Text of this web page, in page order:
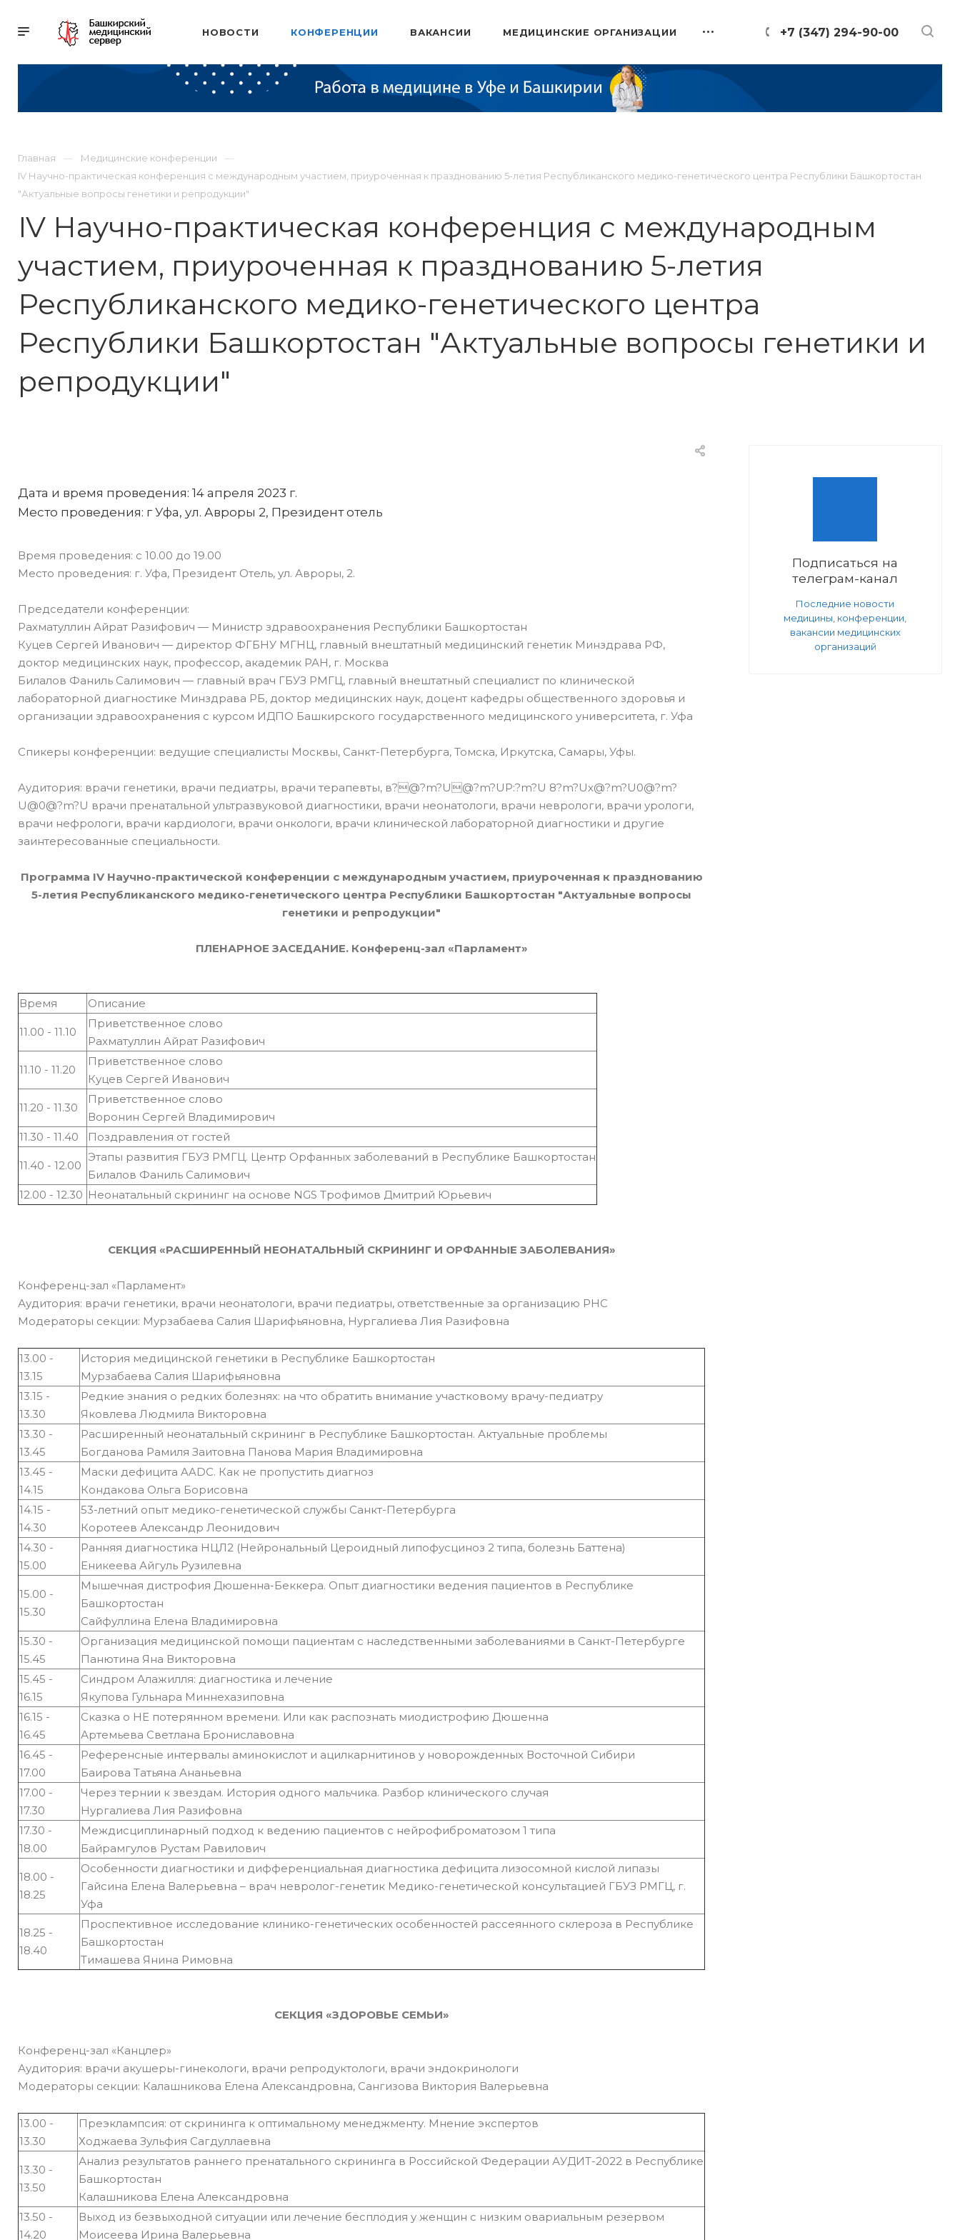
+7 (347) 294-90-00
НОВОСТИ КОНФЕРЕНЦИИ ВАКАНСИИ МЕДИЦИНСКИЕ ОРГАНИЗАЦИИ
Главная
Медицинские конференции
IV Научно-практическая конференция с международным участием, приуроченная к празднованию 5-летия Республиканского медико-генетического центра Республики Башкортостан
"Актуальные вопросы генетики и репродукции"
IV Научно-практическая конференция с международным
участием, приуроченная к празднованию 5-летия
Республиканского медико-генетического центра
Республики Башкортостан "Актуальные вопросы генетики и
репродукции"
Дата и время проведения: 14 апреля 2023 г.
Место проведения: г Уфа, ул. Авроры 2, Президент отель
Время проведения: с 10.00 до 19.00
Место проведения: г. Уфа, Президент Отель, ул. Авроры, 2.
Председатели конференции:
Рахматуллин Айрат Разифович — Министр здравоохранения Республики Башкортостан
Куцев Сергей Иванович — директор ФГБНУ МГНЦ, главный внештатный медицинский генетик Минздрава РФ,
доктор медицинских наук, профессор, академик РАН, г. Москва
Билалов Фаниль Салимович — главный врач ГБУЗ РМГЦ, главный внештатный специалист по клинической
лабораторной диагностике Минздрава РБ, доктор медицинских наук, доцент кафедры общественного здоровья и
организации здравоохранения с курсом ИДПО Башкирского государственного медицинского университета, г. Уфа
Спикеры конференции: ведущие специалисты Москвы, Санкт-Петербурга, Томска, Иркутска, Самары, Уфы.
Аудитория: врачи генетики, врачи педиатры, врачи терапевты, в?@?m?U@?m?UP:?m?U 8?m?Ux@?m?U0@?m?
U@0@?m?U врачи пренатальной ультразвуковой диагностики, врачи неонатологи, врачи неврологи, врачи урологи,
врачи нефрологи, врачи кардиологи, врачи онкологи, врачи клинической лабораторной диагностики и другие
заинтересованные специальности.
Программа IV Научно-практической конференции с международным участием, приуроченная к празднованию
5-летия Республиканского медико-генетического центра Республики Башкортостан "Актуальные вопросы
генетики и репродукции"
ПЛЕНАРНОЕ ЗАСЕДАНИЕ. Конференц-зал «Парламент»
Время Описание
11.00 - 11.10
Приветственное слово
Рахматуллин Айрат Разифович
11.10 - 11.20
Приветственное слово
Куцев Сергей Иванович
11.20 - 11.30
Приветственное слово
Воронин Сергей Владимирович
11.30 - 11.40
Поздравления от гостей
11.40 - 12.00
Этапы развития ГБУЗ РМГЦ. Центр Орфанных заболеваний в Республике Башкортостан
Билалов Фаниль Салимович
12.00 - 12.30 Неонатальный скрининг на основе NGS Трофимов Дмитрий Юрьевич
СЕКЦИЯ «РАСШИРЕННЫЙ НЕОНАТАЛЬНЫЙ СКРИНИНГ И ОРФАННЫЕ ЗАБОЛЕВАНИЯ»
Конференц-зал «Парламент»
Аудитория: врачи генетики, врачи неонатологи, врачи педиатры, ответственные за организацию РНС
Модераторы секции: Мурзабаева Салия Шарифьяновна, Нургалиева Лия Разифовна
13.00 -
13.15
История медицинской генетики в Республике Башкортостан
Мурзабаева Салия Шарифьяновна
13.15 -
13.30
Редкие знания о редких болезнях: на что обратить внимание участковому врачу-педиатру
Яковлева Людмила Викторовна
13.30 -
13.45
Расширенный неонатальный скрининг в Республике Башкортостан. Актуальные проблемы
Богданова Рамиля Заитовна Панова Мария Владимировна
13.45 -
14.15
Маски дефицита AADC. Как не пропустить диагноз
Кондакова Ольга Борисовна
14.15 -
14.30
53-летний опыт медико-генетической службы Санкт-Петербурга
Коротеев Александр Леонидович
14.30 -
15.00
Ранняя диагностика НЦЛ2 (Нейрональный Цероидный липофусциноз 2 типа, болезнь Баттена)
Еникеева Айгуль Рузилевна
15.00 -
15.30
Мышечная дистрофия Дюшенна-Беккера. Опыт диагностики ведения пациентов в Республике
Башкортостан
Сайфуллина Елена Владимировна
15.30 -
15.45
Организация медицинской помощи пациентам с наследственными заболеваниями в Санкт-Петербурге
Панютина Яна Викторовна
15.45 -
16.15
Синдром Алажилля: диагностика и лечение
Якупова Гульнара Миннехазиповна
16.15 -
16.45
Сказка о НЕ потерянном времени. Или как распознать миодистрофию Дюшенна
Артемьева Светлана Брониславовна
16.45 -
17.00
Референсные интервалы аминокислот и ацилкарнитинов у новорожденных Восточной Сибири
Баирова Татьяна Ананьевна
17.00 -
17.30
Через тернии к звездам. История одного мальчика. Разбор клинического случая
Нургалиева Лия Разифовна
17.30 -
18.00
Междисциплинарный подход к ведению пациентов с нейрофиброматозом 1 типа
Байрамгулов Рустам Равилович
18.00 -
18.25
Особенности диагностики и дифференциальная диагностика дефицита лизосомной кислой липазы
Гайсина Елена Валерьевна – врач невролог-генетик Медико-генетической консультацией ГБУЗ РМГЦ, г.
Уфа
18.25 -
18.40
Проспективное исследование клинико-генетических особенностей рассеянного склероза в Республике
Башкортостан
Тимашева Янина Римовна
СЕКЦИЯ «ЗДОРОВЬЕ СЕМЬИ»
Конференц-зал «Канцлер»
Аудитория: врачи акушеры-гинекологи, врачи репродуктологи, врачи эндокринологи
Модераторы секции: Калашникова Елена Александровна, Сангизова Виктория Валерьевна
13.00 -
13.30
Преэклампсия: от скрининга к оптимальному менеджменту. Мнение экспертов
Ходжаева Зульфия Сагдуллаевна
13.30 -
13.50
Анализ результатов раннего пренатального скрининга в Российской Федерации АУДИТ-2022 в Республике
Башкортостан
Калашникова Елена Александровна
13.50 -
14.20
Выход из безвыходной ситуации или лечение бесплодия у женщин с низким овариальным резервом
Моисеева Ирина Валерьевна
Подписаться на
телеграм-канал
Последние новости
медицины, конференции,
вакансии медицинских
организаций